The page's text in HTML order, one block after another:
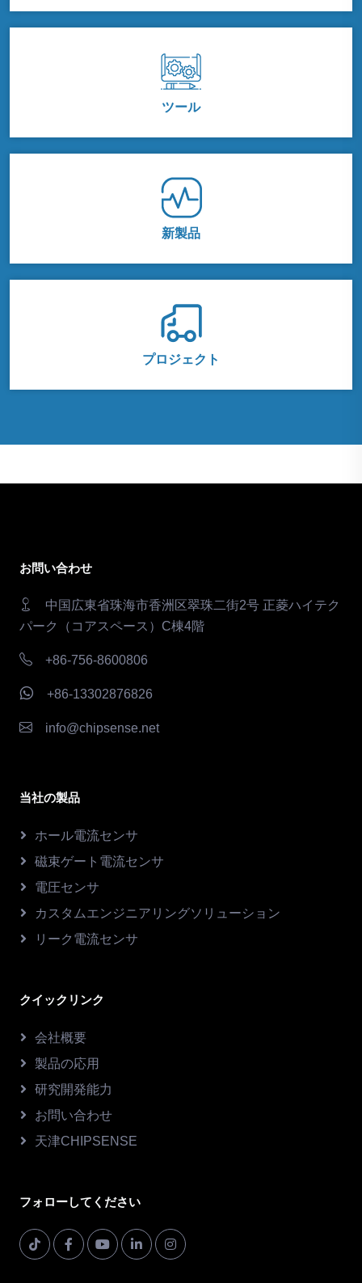
ツール
新製品
プロジェクト
お問い合わせ
中国広東省珠海市香洲区翠珠二街2号 正菱ハイテク
パーク（コアスペース）C棟4階
+86-756-8600806
+86-13302876826
info@chipsense.net
当社の製品
ホール電流センサ
磁束ゲート電流センサ
電圧センサ
カスタムエンジニアリングソリューション
リーク電流センサ
クイックリンク
会社概要
製品の応用
研究開発能力
お問い合わせ
天津CHIPSENSE
フォローしてください